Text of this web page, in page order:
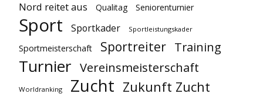
Nord reitet aus Qualitag Seniorenturnier
Sport Sportkader Sportleistungskader
Sportmeisterschaft Sportreiter Training
Turnier Vereinsmeisterschaft
Worldranking Zucht Zukunft Zucht